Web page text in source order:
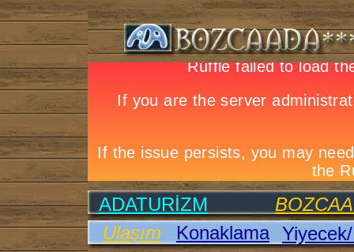
ADATURİZM
Ulaşım
Konaklama